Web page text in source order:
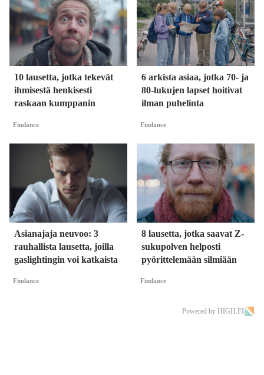
10 lausetta, jotka tekevät
ihmisestä henkisesti
raskaan kumppanin
Findance
6 arkista asiaa, jotka 70- ja
80-lukujen lapset hoitivat
ilman puhelinta
Findance
Asianajaja neuvoo: 3
rauhallista lausetta, joilla
gaslightingin voi katkaista
Findance
8 lausetta, jotka saavat Z-
sukupolven helposti
pyörittelemään silmiään
Findance
Powered by HIGH.FI